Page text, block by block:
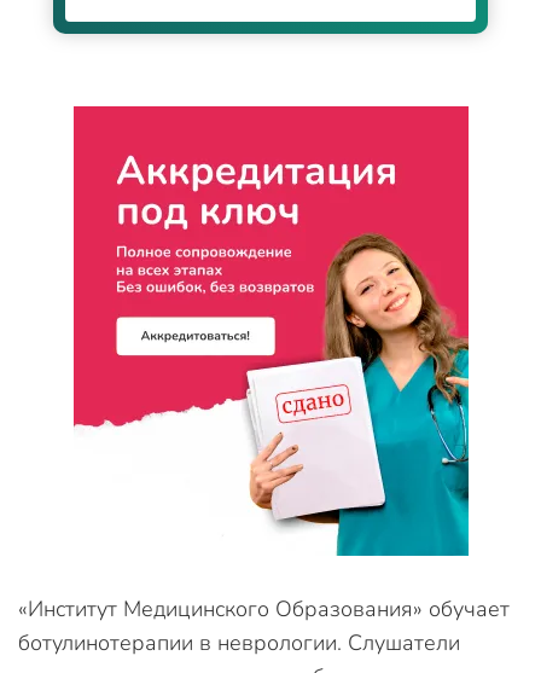
«Институт Медицинского Образования» обучает
ботулинотерапии в неврологии. Слушатели